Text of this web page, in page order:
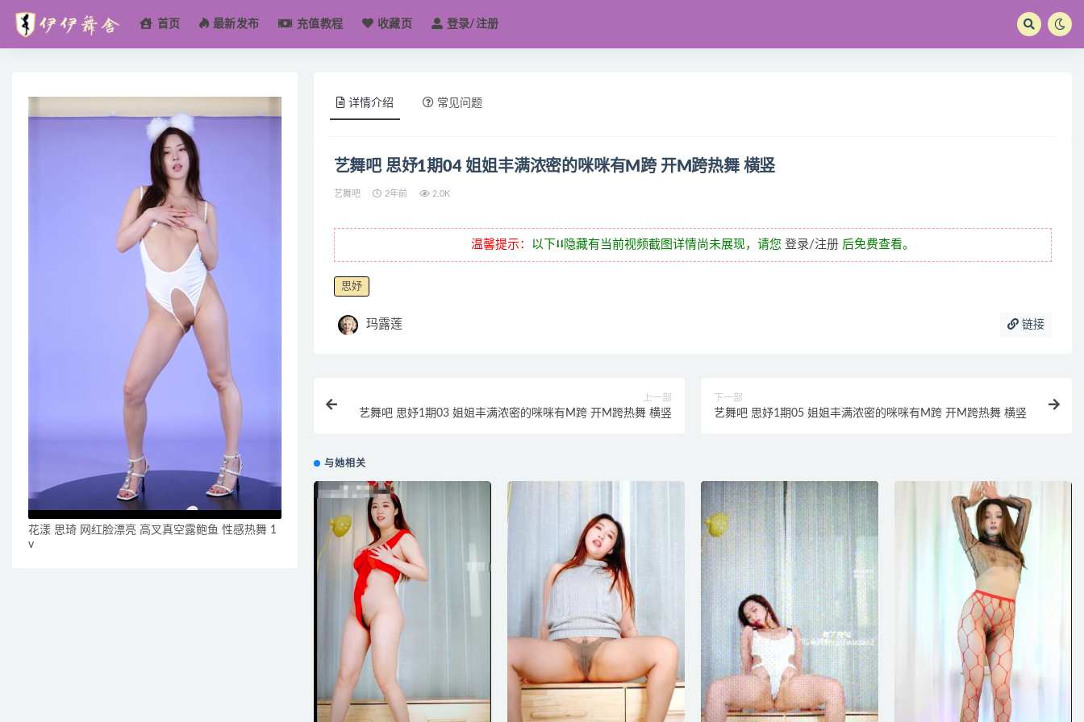
首页 最新发布 充值教程 收藏页 登录/注册
详情介绍 常见问题
艺舞吧 思妤1期04 姐姐丰满浓密的咪咪有M跨 开M跨热舞 横竖
艺舞吧 2年前 2.0K
温馨提示： 以下⭣⭣隐藏有当前视频截图详情尚未展现，请您 登录/注册后免费查看。
思妤
玛露莲 链接
上一部
艺舞吧 思妤1期03 姐姐丰满浓密的咪咪有M跨 开M跨热舞 横竖
下一部
艺舞吧 思妤1期05 姐姐丰满浓密的咪咪有M跨 开M跨热舞 横竖
与她相关
花漾 思琦 网红脸漂亮 高叉真空露鲍鱼 性感热舞 1
v